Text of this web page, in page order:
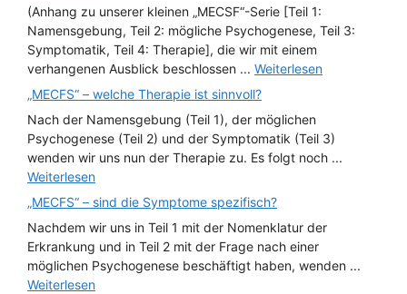
(Anhang zu unserer kleinen „MECSF“-Serie [Teil 1:
Namensgebung, Teil 2: mögliche Psychogenese, Teil 3:
Symptomatik, Teil 4: Therapie], die wir mit einem
verhangenen Ausblick beschlossen ... Weiterlesen
„MECFS“ – welche Therapie ist sinnvoll?
Nach der Namensgebung (Teil 1), der möglichen
Psychogenese (Teil 2) und der Symptomatik (Teil 3)
wenden wir uns nun der Therapie zu. Es folgt noch ...
Weiterlesen
„MECFS“ – sind die Symptome spezifisch?
Nachdem wir uns in Teil 1 mit der Nomenklatur der
Erkrankung und in Teil 2 mit der Frage nach einer
möglichen Psychogenese beschäftigt haben, wenden ...
Weiterlesen